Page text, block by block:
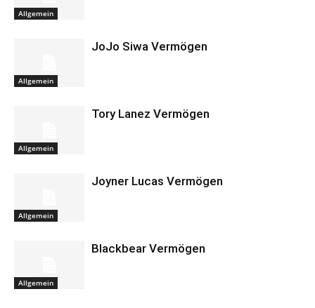
Allgemein
Allgemein
JoJo Siwa Vermögen
Allgemein
Tory Lanez Vermögen
Allgemein
Joyner Lucas Vermögen
Allgemein
Blackbear Vermögen